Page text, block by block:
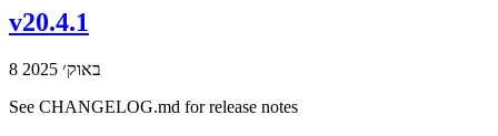
v20.4.1
8 באוק׳ 2025
See CHANGELOG.md for release notes